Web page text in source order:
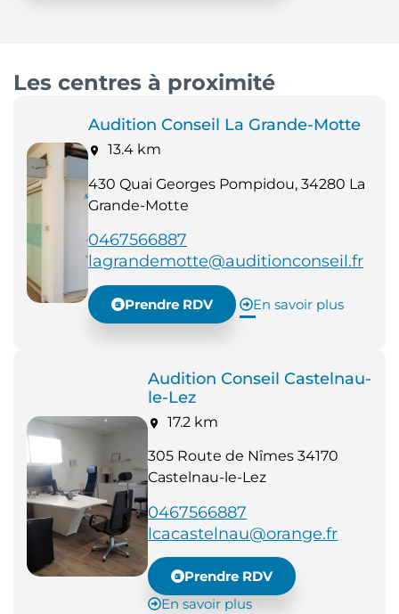
Les centres à proximité
Audition Conseil La Grande-Motte
13.4 km
430 Quai Georges Pompidou, 34280 La
Grande-Motte
0467566887
lagrandemotte@auditionconseil.fr
Prendre RDV En savoir plus
Audition Conseil Castelnau-
le-Lez
17.2 km
305 Route de Nîmes 34170
Castelnau-le-Lez
0467566887
lcacastelnau@orange.fr
Prendre RDV
En savoir plus